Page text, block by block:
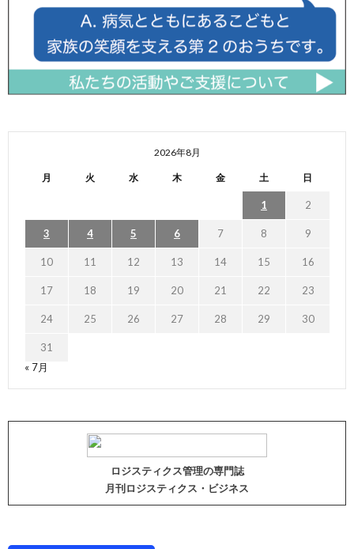
2026年8月
月 火 水 木 金 土 日
1 2
3 4 5 6 7 8 9
10 11 12 13 14 15 16
17 18 19 20 21 22 23
24 25 26 27 28 29 30
31
« 7月
ロジスティクス管理の専門誌
月刊ロジスティクス・ビジネス